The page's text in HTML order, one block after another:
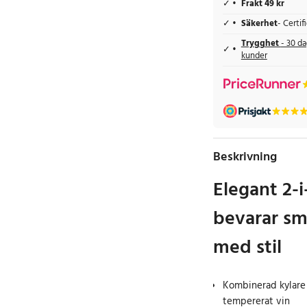
Frakt 49 kr
Säkerhet-
Trygghet- 30
kunder
Beskrivning
Elegant 2-
bevarar
med stil
Kombinerad
tempererat vin